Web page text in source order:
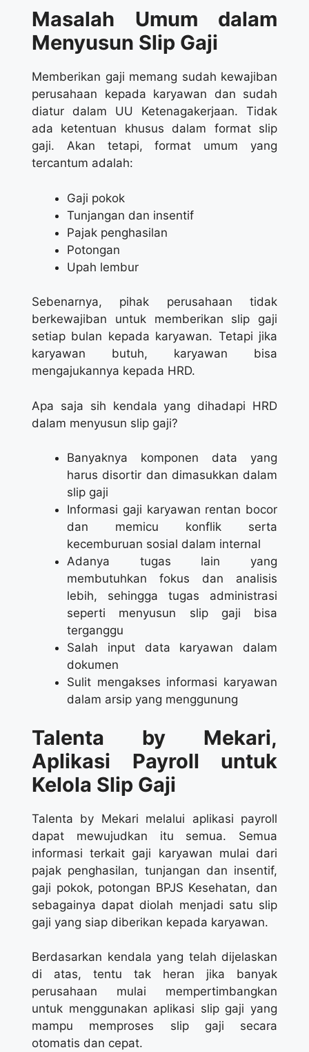
Masalah Umum dalam
Menyusun Slip Gaji
Memberikan gaji memang sudah kewajiban
perusahaan kepada karyawan dan sudah
diatur dalam UU Ketenagakerjaan. Tidak
ada ketentuan khusus dalam format slip
gaji. Akan tetapi, format umum yang
tercantum adalah:
Gaji pokok
Tunjangan dan insentif
Pajak penghasilan
Potongan
Upah lembur
Sebenarnya, pihak perusahaan tidak
berkewajiban untuk memberikan slip gaji
setiap bulan kepada karyawan. Tetapi jika
karyawan butuh, karyawan bisa
mengajukannya kepada HRD.
Apa saja sih kendala yang dihadapi HRD
dalam menyusun slip gaji?
Banyaknya komponen data yang
harus disortir dan dimasukkan dalam
slip gaji
Informasi gaji karyawan rentan bocor
dan memicu konflik serta
kecemburuan sosial dalam internal
Adanya tugas lain yang
membutuhkan fokus dan analisis
lebih, sehingga tugas administrasi
seperti menyusun slip gaji bisa
terganggu
Salah input data karyawan dalam
dokumen
Sulit mengakses informasi karyawan
dalam arsip yang menggunung
Talenta by Mekari,
Aplikasi Payroll untuk
Kelola Slip Gaji
Talenta by Mekari melalui aplikasi payroll
dapat mewujudkan itu semua. Semua
informasi terkait gaji karyawan mulai dari
pajak penghasilan, tunjangan dan insentif,
gaji pokok, potongan BPJS Kesehatan, dan
sebagainya dapat diolah menjadi satu slip
gaji yang siap diberikan kepada karyawan.
Berdasarkan kendala yang telah dijelaskan
di atas, tentu tak heran jika banyak
perusahaan mulai mempertimbangkan
untuk menggunakan aplikasi slip gaji yang
mampu memproses slip gaji secara
otomatis dan cepat.